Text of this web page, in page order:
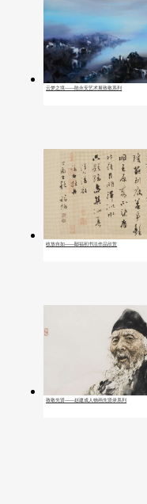
云梦之境——陆永安艺术展致敬系列
收放自如——鄢福初书法作品欣赏
致敬先贤——赵建成人物画先贤录系列